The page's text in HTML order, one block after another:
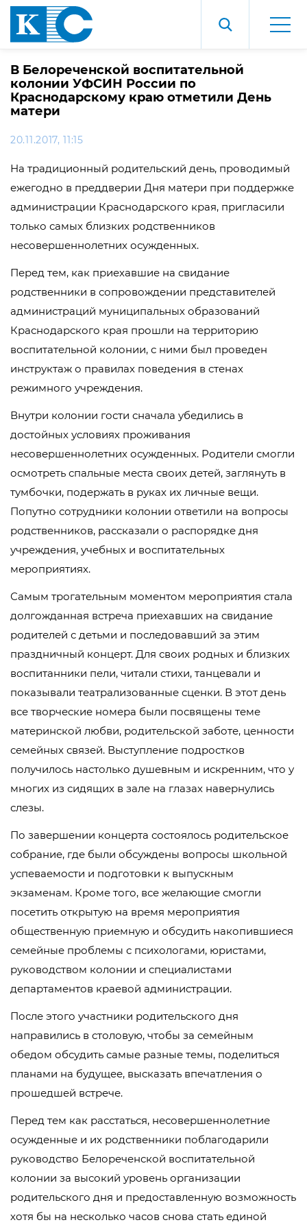
В Белореченской воспитательной
колонии УФСИН России по
Краснодарскому краю отметили День
матери
20.11.2017, 11:15
На традиционный родительский день, проводимый
ежегодно в преддверии Дня матери при поддержке
администрации Краснодарского края, пригласили
только самых близких родственников
несовершеннолетних осужденных.
Перед тем, как приехавшие на свидание
родственники в сопровождении представителей
администраций муниципальных образований
Краснодарского края прошли на территорию
воспитательной колонии, с ними был проведен
инструктаж о правилах поведения в стенах
режимного учреждения.
Внутри колонии гости сначала убедились в
достойных условиях проживания
несовершеннолетних осужденных. Родители смогли
осмотреть спальные места своих детей, заглянуть в
тумбочки, подержать в руках их личные вещи.
Попутно сотрудники колонии ответили на вопросы
родственников, рассказали о распорядке дня
учреждения, учебных и воспитательных
мероприятиях.
Самым трогательным моментом мероприятия стала
долгожданная встреча приехавших на свидание
родителей с детьми и последовавший за этим
праздничный концерт. Для своих родных и близких
воспитанники пели, читали стихи, танцевали и
показывали театрализованные сценки. В этот день
все творческие номера были посвящены теме
материнской любви, родительской заботе, ценности
семейных связей. Выступление подростков
получилось настолько душевным и искренним, что у
многих из сидящих в зале на глазах навернулись
слезы.
По завершении концерта состоялось родительское
собрание, где были обсуждены вопросы школьной
успеваемости и подготовки к выпускным
экзаменам. Кроме того, все желающие смогли
посетить открытую на время мероприятия
общественную приемную и обсудить накопившиеся
семейные проблемы с психологами, юристами,
руководством колонии и специалистами
департаментов краевой администрации.
После этого участники родительского дня
направились в столовую, чтобы за семейным
обедом обсудить самые разные темы, поделиться
планами на будущее, высказать впечатления о
прошедшей встрече.
Перед тем как расстаться, несовершеннолетние
осужденные и их родственники поблагодарили
руководство Белореченской воспитательной
колонии за высокий уровень организации
родительского дня и предоставленную возможность
хотя бы на несколько часов снова стать единой